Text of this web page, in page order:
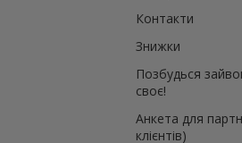
Контакти
Знижки
Позбудься
своє!
Анкета для
клієнтів)